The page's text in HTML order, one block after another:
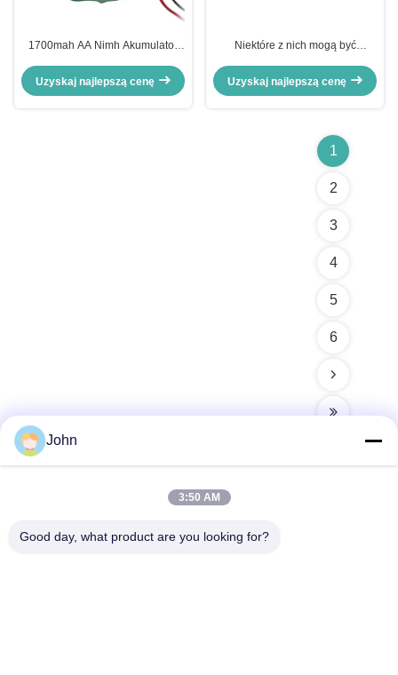
1700mah AA Nimh Akumulator
Akumulator
Uzyskaj najlepszą cenę
Niektóre z nich mogą być
energii elektrycznej
Uzyskaj najlepszą cenę
1
2
3
4
5
6
John
3:50 AM
Good day, what product are you looking for?